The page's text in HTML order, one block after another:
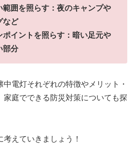
範囲を照らす：夜のキャンプや
など
ポイントを照らす：暗い足元や
部分
電灯それぞれの特徴やメリット・
家庭でできる防災対策についても探
えていきましょう！